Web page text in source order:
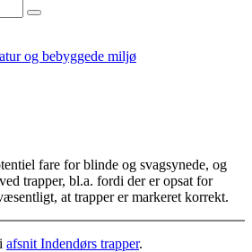
og bebyggede miljø
fare for blinde og svagsynede, og
trapper, bl.a. fordi der er opsat for
at trapper er markeret korrekt.
afsnit Indendørs trapper.